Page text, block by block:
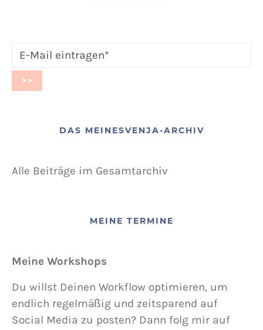
DAS MEINESVENJA-ARCHIV
Alle Beiträge im Gesamtarchiv
MEINE TERMINE
Meine Workshops
Du willst Deinen Workflow optimieren, um
endlich regelmäßig und zeitsparend auf
Social Media zu posten? Dann folg mir auf